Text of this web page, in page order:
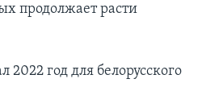
продолжает расти
год для белорусского